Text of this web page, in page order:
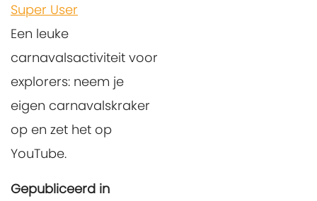
Super User
Een leuke
carnavalsactiviteit voor
explorers: neem je
eigen carnavalskraker
op en zet het op
YouTube.
Gepubliceerd in